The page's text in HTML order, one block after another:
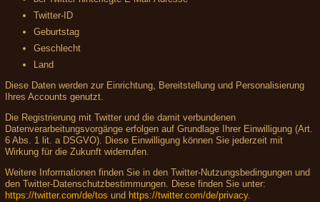
Twitter-ID
Geburtstag
Geschlecht
Land
Diese Daten werden zur Einrichtung, Bereitstellung und Personalisierung
Ihres Accounts genutzt.
Die Registrierung mit Twitter und die damit verbundenen
Datenverarbeitungsvorgänge erfolgen auf Grundlage Ihrer Einwilligung (Art.
6 Abs. 1 lit. a DSGVO). Diese Einwilligung können Sie jederzeit mit
Wirkung für die Zukunft widerrufen.
Weitere Informationen finden Sie in den Twitter-Nutzungsbedingungen und
den Twitter-Datenschutzbestimmungen. Diese finden Sie unter:
https://twitter.com/de/tos und https://twitter.com/de/privacy.